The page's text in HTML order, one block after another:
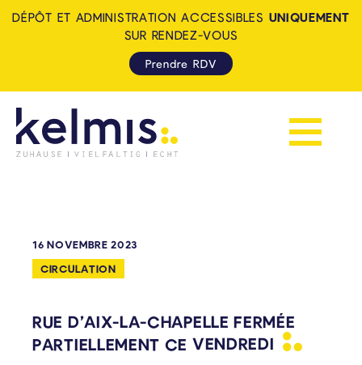
Afficher la
DÉPÔT ET ADMINISTRATION ACCESSIBLES UNIQUEMENT
SUR RENDEZ-VOUS
Prendre RDV
16 NOVEMBRE 2023
CIRCULATION
RUE D’AIX-LA-CHAPELLE FERMÉE
PARTIELLEMENT CE VENDREDI